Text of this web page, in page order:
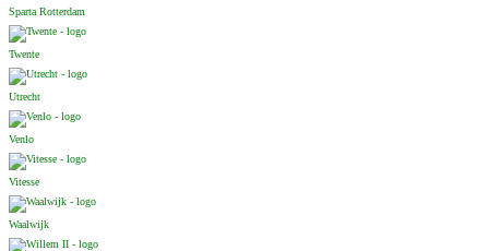
Sparta Rotterdam
Twente
Utrecht
Venlo
Vitesse
Waalwijk